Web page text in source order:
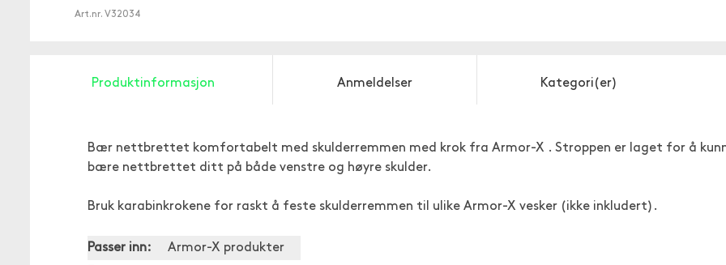
Art.nr. V32034
Produktinformasjon Anmeldelser Kategori(er)
Bær nettbrettet komfortabelt med skulderremmen med krok fra Armor-X . Stroppen er laget for å
bære nettbrettet ditt på både venstre og høyre skulder.
Bruk karabinkrokene for raskt å feste skulderremmen til ulike Armor-X vesker (ikke inkludert).
Passer inn:
Armor-X produkter